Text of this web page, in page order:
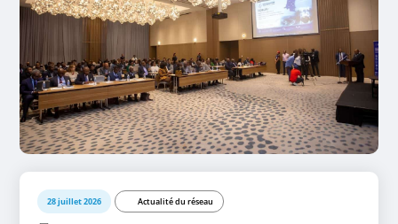
28 juillet 2026 Actualité du réseau